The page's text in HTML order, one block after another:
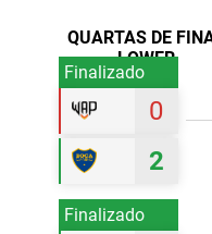
QUARTAS DE
LOWER
Finalizado
0
2
Finalizado